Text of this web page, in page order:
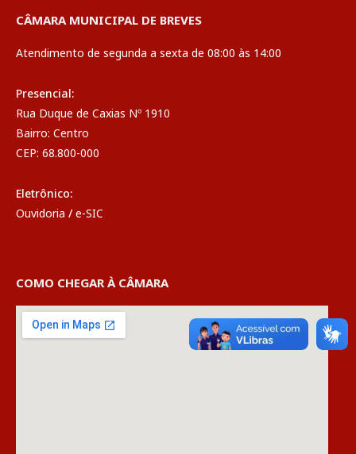
CÂMARA MUNICIPAL DE BREVES
Atendimento de segunda a sexta de 08:00 às 14:00
Presencial:
Rua Duque de Caxias Nº 1910
Bairro: Centro
CEP: 68.800-000
Eletrônico:
Ouvidoria / e-SIC
COMO CHEGAR À CÂMARA